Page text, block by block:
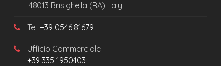
48013 Brisighella (RA) Italy
Tel.+39 0546 81679
Ufficio Commerciale
+39 335 1950403